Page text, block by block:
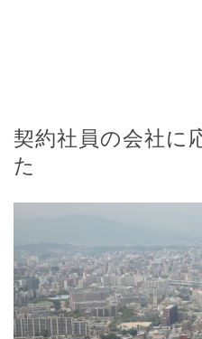
契約社員の会社に
た